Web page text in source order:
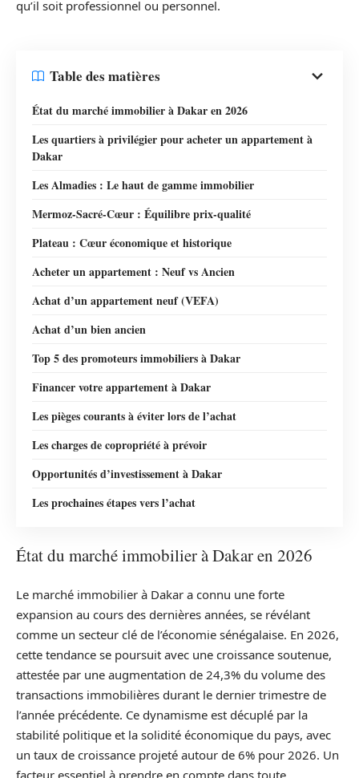
qu’il soit professionnel ou personnel.
Table des matières
État du marché immobilier à Dakar en 2026
Les quartiers à privilégier pour acheter un appartement à
Dakar
Les Almadies : Le haut de gamme immobilier
Mermoz-Sacré-Cœur : Équilibre prix-qualité
Plateau : Cœur économique et historique
Acheter un appartement : Neuf vs Ancien
Achat d’un appartement neuf (VEFA)
Achat d’un bien ancien
Top 5 des promoteurs immobiliers à Dakar
Financer votre appartement à Dakar
Les pièges courants à éviter lors de l’achat
Les charges de copropriété à prévoir
Opportunités d’investissement à Dakar
Les prochaines étapes vers l’achat
État du marché immobilier à Dakar en 2026
Le marché immobilier à Dakar a connu une forte
expansion au cours des dernières années, se révélant
comme un secteur clé de l’économie sénégalaise. En 2026,
cette tendance se poursuit avec une croissance soutenue,
attestée par une augmentation de 24,3% du volume des
transactions immobilières durant le dernier trimestre de
l’année précédente. Ce dynamisme est décuplé par la
stabilité politique et la solidité économique du pays, avec
un taux de croissance projeté autour de 6% pour 2026. Un
facteur essentiel à prendre en compte dans toute